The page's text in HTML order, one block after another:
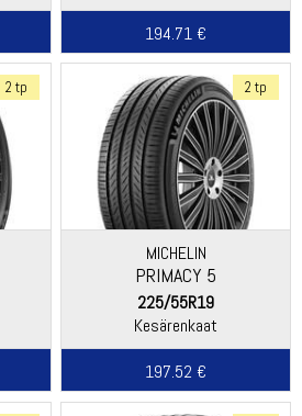
194.71 €
2 tp 2 tp
MICHELIN
PRIMACY 5
225/55R19
Kesärenkaat
197.52 €